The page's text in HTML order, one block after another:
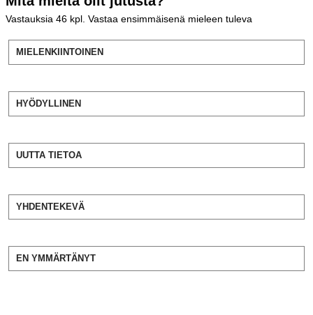
Vastauksia 46 kpl. Vastaa ensimmäisenä mieleen tuleva
MIELENKIINTOINEN
HYÖDYLLINEN
UUTTA TIETOA
YHDENTEKEVÄ
EN YMMÄRTÄNYT